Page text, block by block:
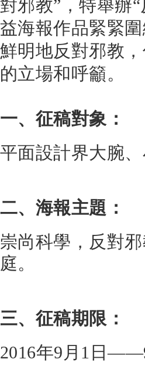
對邪教”，特舉辦
益海報作品緊緊
鮮明地反對邪教
的立場和呼籲。
一、征稿對象：
平面設計界大腕、
二、海報主題：
崇尚科學，反對
庭。
三、征稿期限：
2016年9月1日